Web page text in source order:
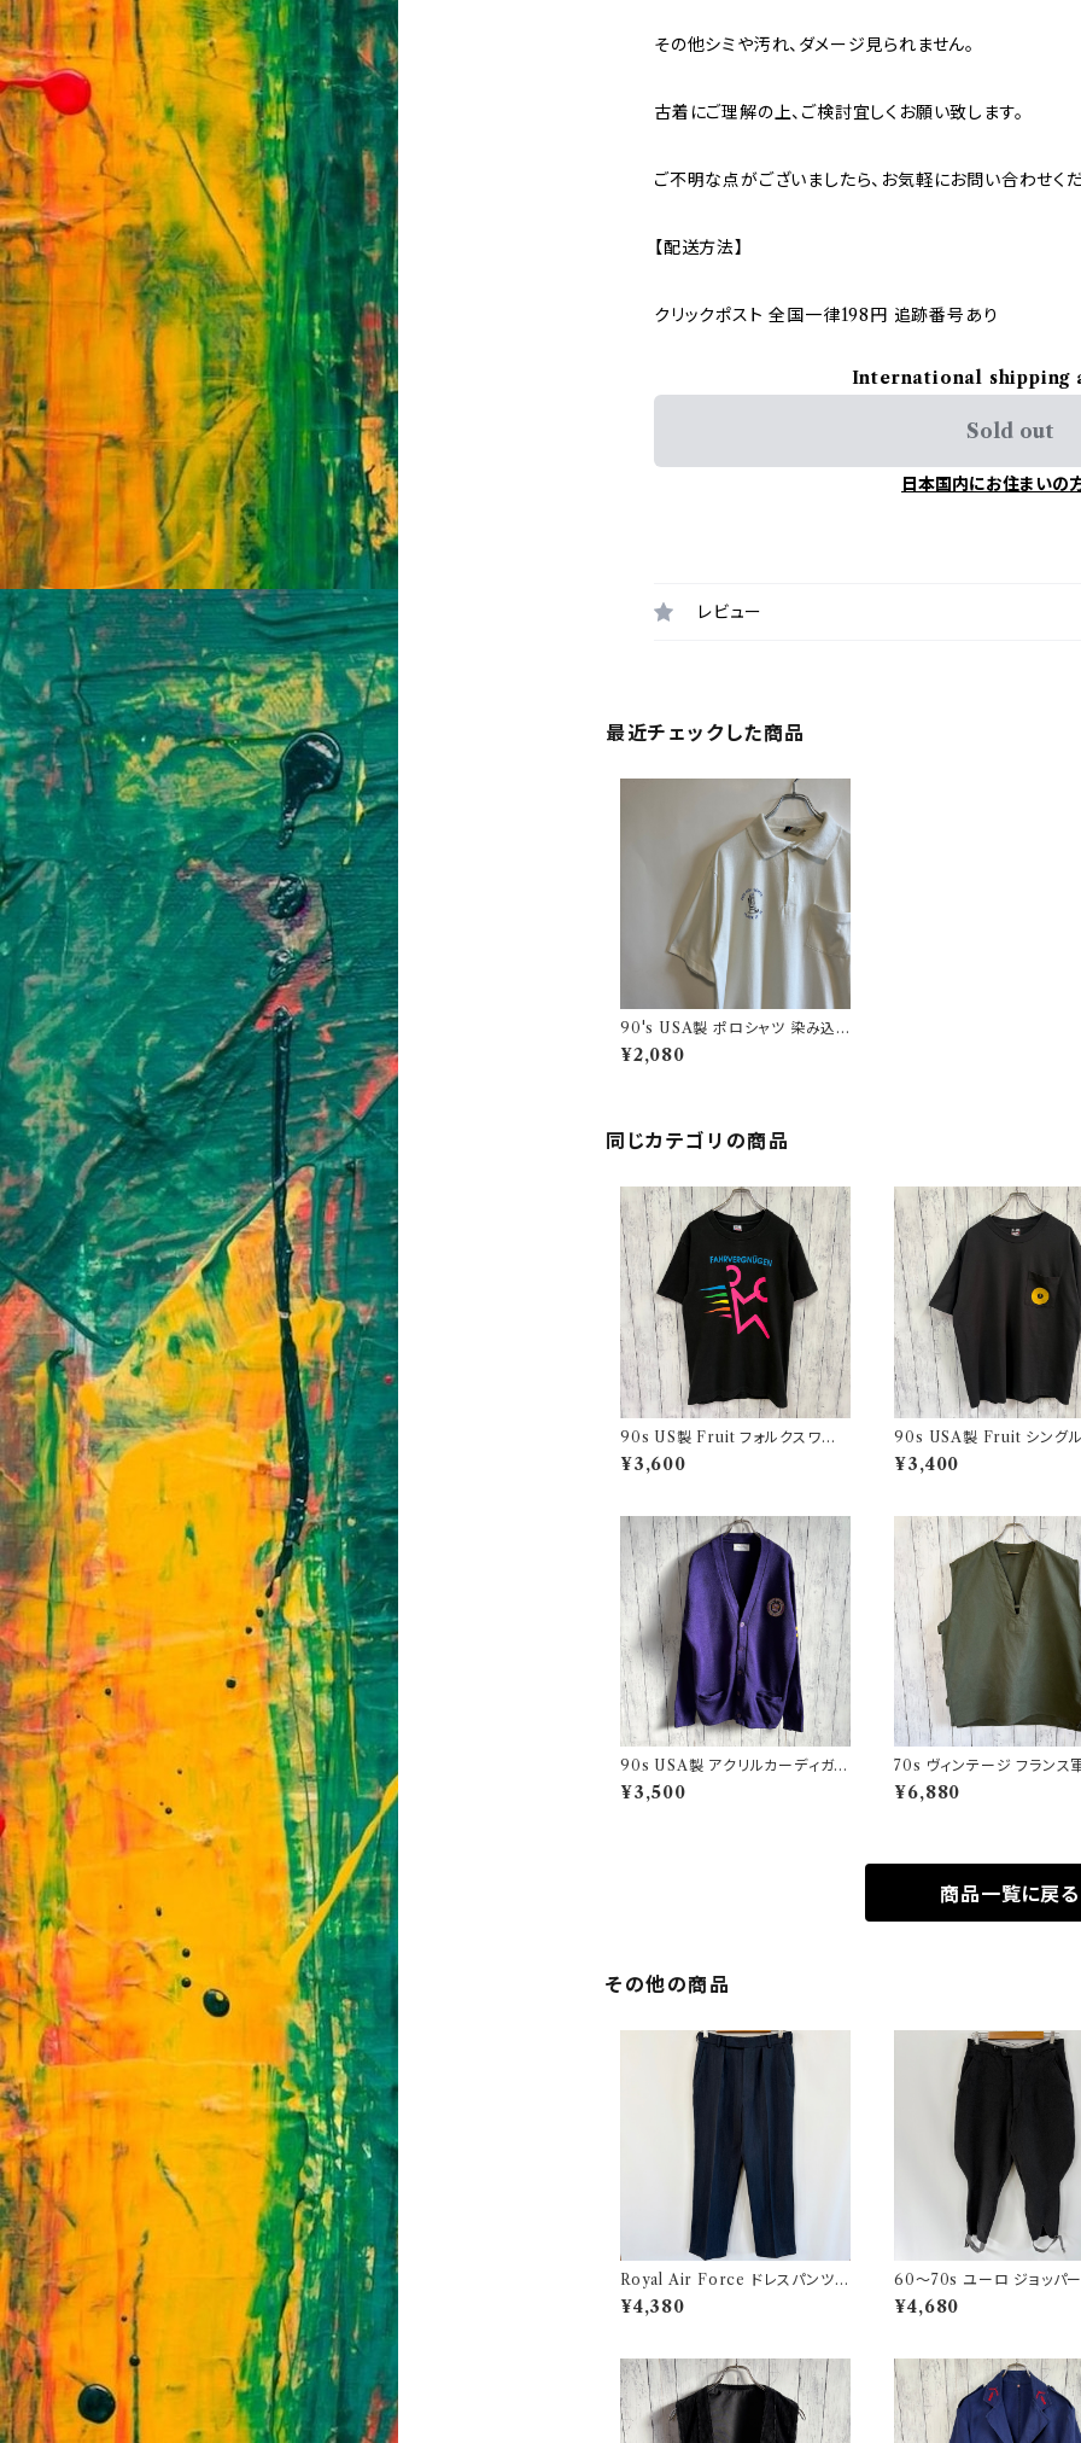
その他シミや汚れ、ダメージ見られません。
古着にご理解の上、ご検討宜しくお願い致します。
ご不明な点がございましたら、お気軽にお問い合わせく
【配送方法】
クリックポスト 全国一律198円 追跡番号あり
International shipping
Sold out
日本国内にお住まいの
レビュー
最近チェックした商品
90's USA製 ポロシャツ 染み込
みプリント ビンテージ
¥2,080
同じカテゴリの商品
90s US製 Fruit フォルクスワー
ゲン シングルステッチTシャツ ヴィ
ンテージTシャツ アド 企業
¥3,600
90s USA製 Fruit シングル
チTシャツ ポケットT
s ヴィンテージ
¥3,400
90s USA製 アクリルカーディガン
レタード 紫 アメリカ製
¥3,500
70s ヴィンテージ フランス
Oベスト ミリタリーベスト
ミリタリー
¥6,880
商品一覧に戻る
その他の商品
Royal Air Force ドレスパンツ
イギリス軍 スラックス ミリタリーパ
ンツ 8
¥4,380
60〜70s ユーロ ジョッパ
ツ ウールパンツ ヴィンテー
¥4,680